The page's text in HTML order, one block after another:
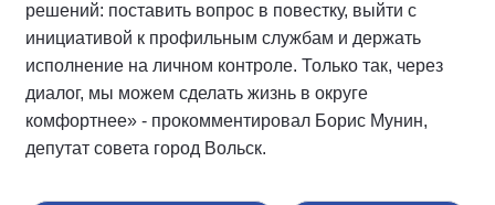
решений: поставить вопрос в повестку, выйти с
инициативой к профильным службам и держать
исполнение на личном контроле. Только так, через
диалог, мы можем сделать жизнь в округе
комфортнее» - прокомментировал Борис Мунин,
депутат совета город Вольск.